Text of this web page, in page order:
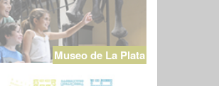
Museo de La Plata